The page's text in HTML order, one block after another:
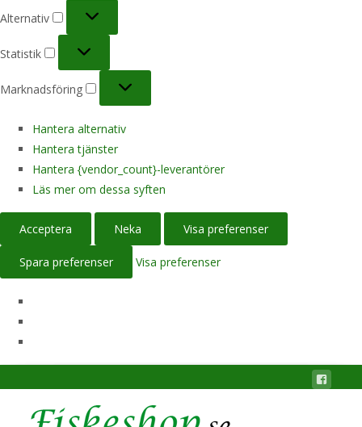
Alternativ
Statistik
Marknadsföring
Hantera alternativ
Hantera tjänster
Hantera {vendor_count}-leverantörer
Läs mer om dessa syften
Acceptera Neka Visa preferenser
Spara preferenser Visa preferenser